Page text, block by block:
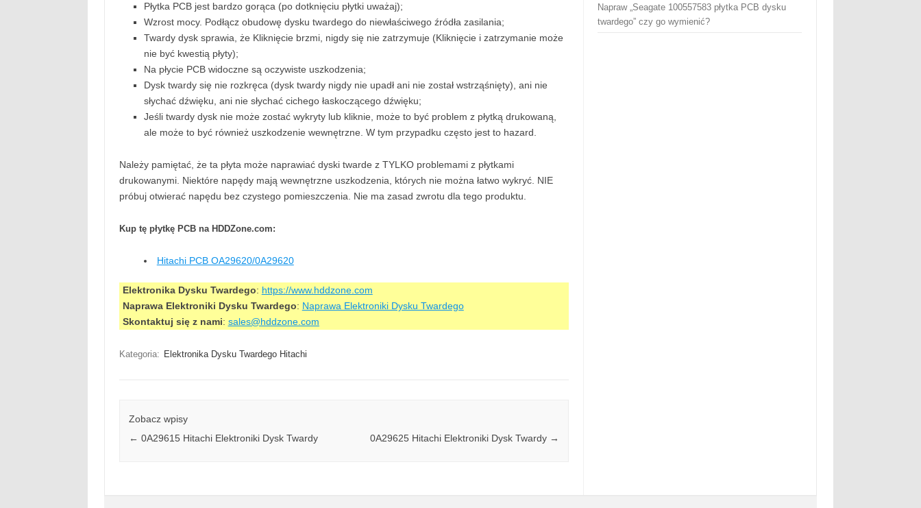
Płytka PCB jest bardzo gorąca (po dotknięciu płytki uważaj);
Wzrost mocy. Podłącz obudowę dysku twardego do niewłaściwego źródła zasilania;
Twardy dysk sprawia, że Kliknięcie brzmi, nigdy się nie zatrzymuje (Kliknięcie i zatrzymanie może
nie być kwestią płyty);
Na płycie PCB widoczne są oczywiste uszkodzenia;
Dysk twardy się nie rozkręca (dysk twardy nigdy nie upadł ani nie został wstrząśnięty), ani nie
słychać dźwięku, ani nie słychać cichego łaskoczącego dźwięku;
Jeśli twardy dysk nie może zostać wykryty lub kliknie, może to być problem z płytką drukowaną,
ale może to być również uszkodzenie wewnętrzne. W tym przypadku często jest to hazard.
Należy pamiętać, że ta płyta może naprawiać dyski twarde z TYLKO problemami z płytkami
drukowanymi. Niektóre napędy mają wewnętrzne uszkodzenia, których nie można łatwo wykryć. NIE
próbuj otwierać napędu bez czystego pomieszczenia. Nie ma zasad zwrotu dla tego produktu.
Kup tę płytkę PCB na HDDZone.com:
Hitachi PCB OA29620/0A29620
Elektronika Dysku Twardego: https://www.hddzone.com
Naprawa Elektroniki Dysku Twardego: Naprawa Elektroniki Dysku Twardego
Skontaktuj się z nami: sales@hddzone.com
Kategoria: Elektronika Dysku Twardego Hitachi
Zobacz wpisy
← 0A29615 Hitachi Elektroniki Dysk Twardy 0A29625 Hitachi Elektroniki Dysk Twardy →
Napraw „Seagate 100557583 płytka PCB dysku
twardego” czy go wymienić?